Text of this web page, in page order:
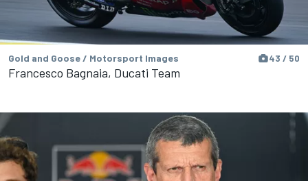
Gold and Goose / Motorsport Images 43 / 50
Francesco Bagnaia, Ducati Team